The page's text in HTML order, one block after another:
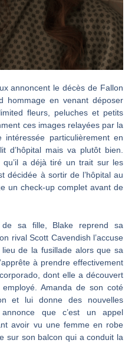
annoncent le décès de Fallon
hommage en venant déposer
fleurs, peluches et petits
ces images relayées par la
particulièrement en
d’hôpital mais va plutôt bien.
qu’il a déjà tiré un trait sur les
décidée à sortir de l’hôpital au
un check-up complet avant de
sa fille, Blake reprend sa
rival Scott Cavendish l’accuse
de la fusillade alors que sa
à prendre effectivement
dont elle a découvert
Amanda de son coté
et lui donne des nouvelles
que c’est un appel
avoir vu une femme en robe
sur son balcon qui a conduit la